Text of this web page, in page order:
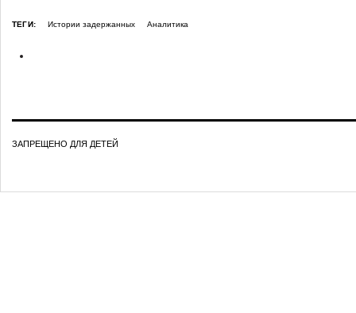
ТЕГИ: Истории задержанных Аналитика
ЗАПРЕЩЕНО ДЛЯ ДЕТЕЙ